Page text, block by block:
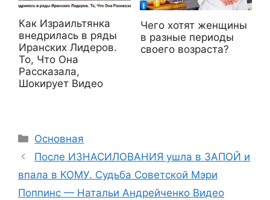
Как Израильтянка
внедрилась в ряды
Иранских Лидеров.
То, Что Она
Рассказала,
Шокирует Видео
Чего хотят женщины
в разные периоды
своего возраста?
Рубрики
Основная
После ИЗНАСИЛОВАНИЯ ушла в ЗАПОЙ и
впала в КОМУ. Судьба Советской Мэри
Поппинс — Натальи Андрейченко Видео